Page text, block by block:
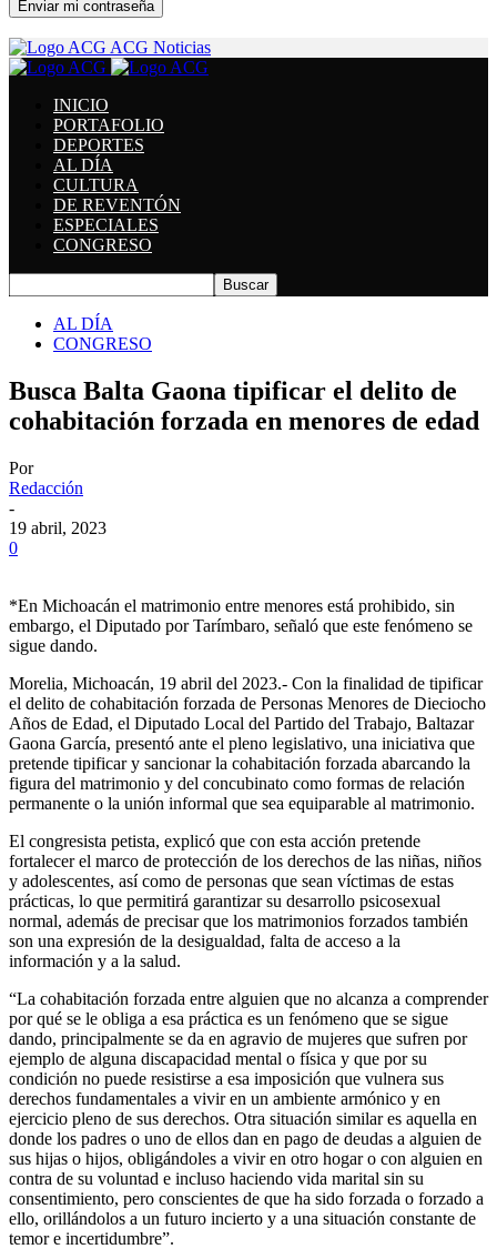
ACG Noticias
INICIO
PORTAFOLIO
DEPORTES
AL DÍA
CULTURA
DE REVENTÓN
ESPECIALES
CONGRESO
AL DÍA
CONGRESO
Busca Balta Gaona tipificar el delito de
cohabitación forzada en menores de edad
Por
Redacción
-
19 abril, 2023
0
*En Michoacán el matrimonio entre menores está prohibido, sin
embargo, el Diputado por Tarímbaro, señaló que este fenómeno se
sigue dando.
Morelia, Michoacán, 19 abril del 2023.- Con la finalidad de tipificar
el delito de cohabitación forzada de Personas Menores de Dieciocho
Años de Edad, el Diputado Local del Partido del Trabajo, Baltazar
Gaona García, presentó ante el pleno legislativo, una iniciativa que
pretende tipificar y sancionar la cohabitación forzada abarcando la
figura del matrimonio y del concubinato como formas de relación
permanente o la unión informal que sea equiparable al matrimonio.
El congresista petista, explicó que con esta acción pretende
fortalecer el marco de protección de los derechos de las niñas, niños
y adolescentes, así como de personas que sean víctimas de estas
prácticas, lo que permitirá garantizar su desarrollo psicosexual
normal, además de precisar que los matrimonios forzados también
son una expresión de la desigualdad, falta de acceso a la
información y a la salud.
“La cohabitación forzada entre alguien que no alcanza a comprender
por qué se le obliga a esa práctica es un fenómeno que se sigue
dando, principalmente se da en agravio de mujeres que sufren por
ejemplo de alguna discapacidad mental o física y que por su
condición no puede resistirse a esa imposición que vulnera sus
derechos fundamentales a vivir en un ambiente armónico y en
ejercicio pleno de sus derechos. Otra situación similar es aquella en
donde los padres o uno de ellos dan en pago de deudas a alguien de
sus hijas o hijos, obligándoles a vivir en otro hogar o con alguien en
contra de su voluntad e incluso haciendo vida marital sin su
consentimiento, pero conscientes de que ha sido forzada o forzado a
ello, orillándolos a un futuro incierto y a una situación constante de
temor e incertidumbre”.